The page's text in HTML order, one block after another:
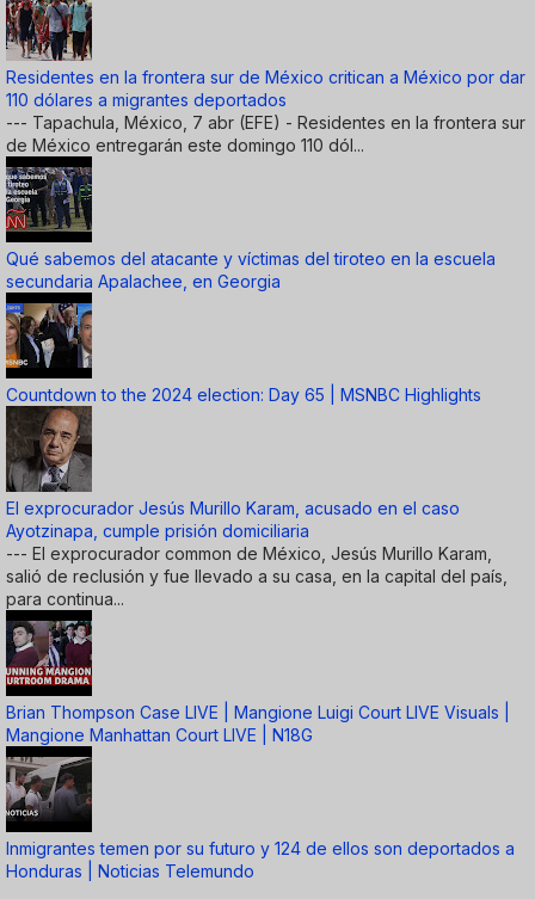
Residentes en la frontera sur de México critican a México por dar
110 dólares a migrantes deportados
--- Tapachula, México, 7 abr (EFE) - Residentes en la frontera sur
de México entregarán este domingo 110 dól...
Qué sabemos del atacante y víctimas del tiroteo en la escuela
secundaria Apalachee, en Georgia
Countdown to the 2024 election: Day 65 | MSNBC Highlights
El exprocurador Jesús Murillo Karam, acusado en el caso
Ayotzinapa, cumple prisión domiciliaria
--- El exprocurador common de México, Jesús Murillo Karam,
salió de reclusión y fue llevado a su casa, en la capital del país,
para continua...
Brian Thompson Case LIVE | Mangione Luigi Court LIVE Visuals |
Mangione Manhattan Court LIVE | N18G
Inmigrantes temen por su futuro y 124 de ellos son deportados a
Honduras | Noticias Telemundo